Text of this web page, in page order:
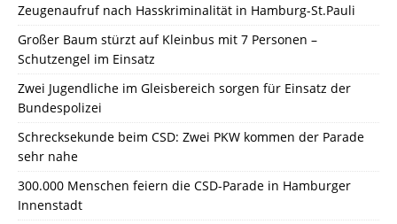
Zeugenaufruf nach Hasskriminalität in Hamburg-St.Pauli
Großer Baum stürzt auf Kleinbus mit 7 Personen –
Schutzengel im Einsatz
Zwei Jugendliche im Gleisbereich sorgen für Einsatz der
Bundespolizei
Schrecksekunde beim CSD: Zwei PKW kommen der Parade
sehr nahe
300.000 Menschen feiern die CSD-Parade in Hamburger
Innenstadt